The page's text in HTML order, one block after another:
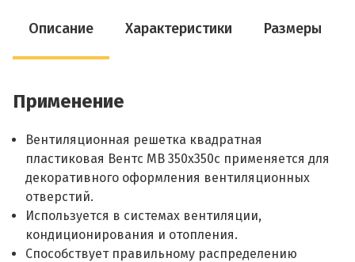
Описание Характеристики Размеры
Применение
Вентиляционная решетка квадратная
пластиковая Вентс МВ 350х350с применяется для
декоративного оформления вентиляционных
отверстий.
Используется в системах вентиляции,
кондиционирования и отопления.
Способствует правильному распределению